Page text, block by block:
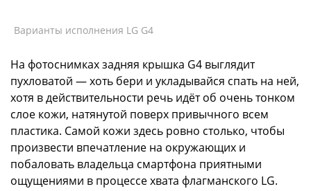
Варианты исполнения LG G4
На фотоснимках задняя крышка G4 выглядит
пухловатой — хоть бери и укладывайся спать на ней,
хотя в действительности речь идёт об очень тонком
слое кожи, натянутой поверх привычного всем
пластика. Самой кожи здесь ровно столько, чтобы
произвести впечатление на окружающих и
побаловать владельца смартфона приятными
ощущениями в процессе хвата флагманского LG.